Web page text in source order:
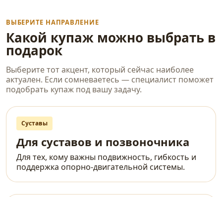
ВЫБЕРИТЕ НАПРАВЛЕНИЕ
Какой купаж можно выбрать в
подарок
Выберите тот акцент, который сейчас наиболее
актуален. Если сомневаетесь — специалист поможет
подобрать купаж под вашу задачу.
Суставы
Для суставов и позвоночника
Для тех, кому важны подвижность, гибкость и
поддержка опорно-двигательной системы.